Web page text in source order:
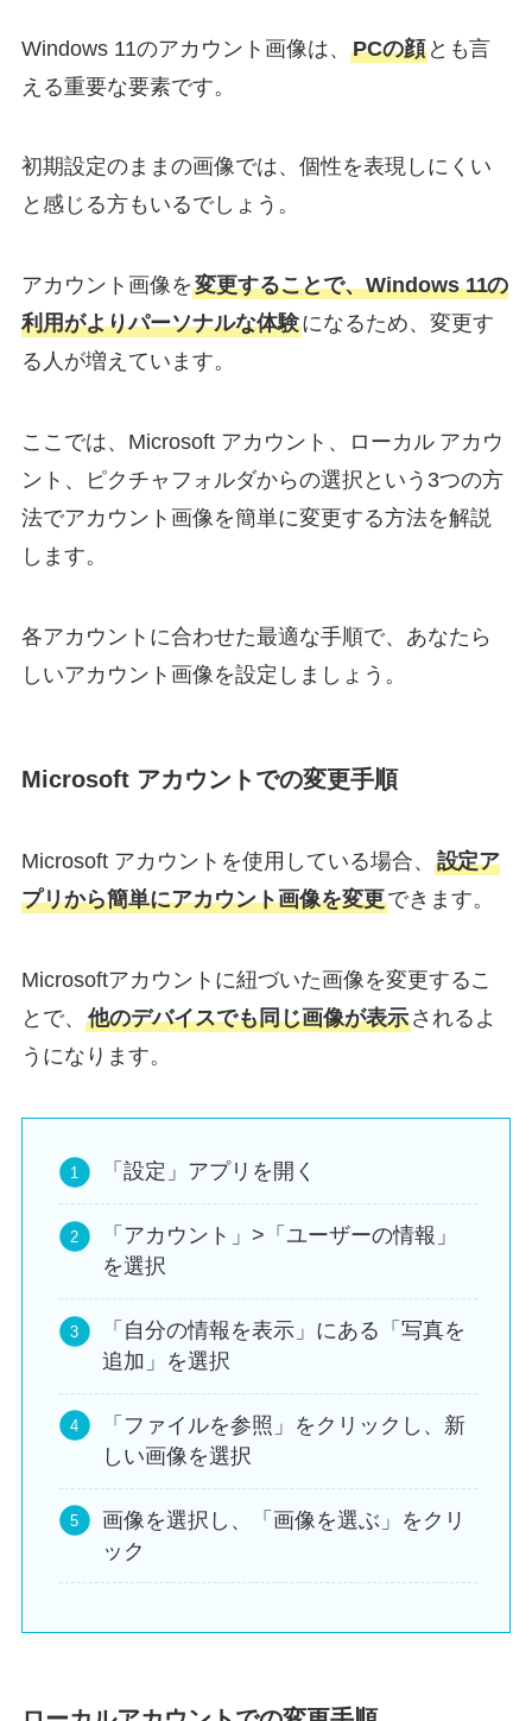
Windows 11のアカウント画像は、 PCの顔とも言
える重要な要素です。
初期設定のままの画像では、個性を表現しにくい
と感じる方もいるでしょう。
アカウント画像を変更することで、Windows 11の
利用がよりパーソナルな体験になるため、変更す
る人が増えています。
ここでは、Microsoft アカウント、ローカル アカウ
ント、ピクチャフォルダからの選択という3つの方
法でアカウント画像を簡単に変更する方法を解説
します。
各アカウントに合わせた最適な手順で、あなたら
しいアカウント画像を設定しましょう。
Microsoft アカウントでの変更手順
Microsoft アカウントを使用している場合、 設定ア
プリから簡単にアカウント画像を変更できます。
Microsoftアカウントに紐づいた画像を変更するこ
とで、 他のデバイスでも同じ画像が表示されるよ
うになります。
「設定」アプリを開く
「アカウント」>「ユーザーの情報」
を選択
「自分の情報を表示」にある「写真を
追加」を選択
「ファイルを参照」をクリックし、新
しい画像を選択
画像を選択し、「画像を選ぶ」をクリ
ック